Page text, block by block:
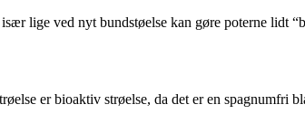
lige ved nyt bundstøelse kan gøre poterne lidt
er bioaktiv strøelse, da det er en spagnumfri